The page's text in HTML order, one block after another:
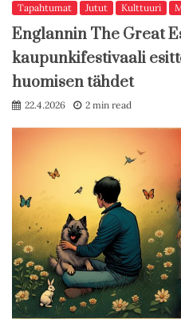
Tapahtumat Jutut Kulttuuri
Englannin The Great
kaupunkifestivaali
huomisen tähdet
22.4.2026 2 min read